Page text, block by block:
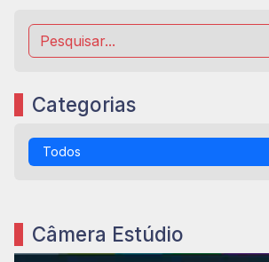
Categorias
Todos
Câmera Estúdio